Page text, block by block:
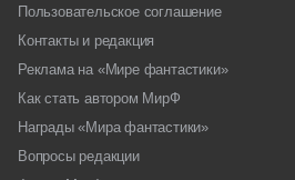
Пользовательское соглашение
Контакты и редакция
Реклама на «Мире фантастики»
Как стать автором МирФ
Награды «Мира фантастики»
Вопросы редакции